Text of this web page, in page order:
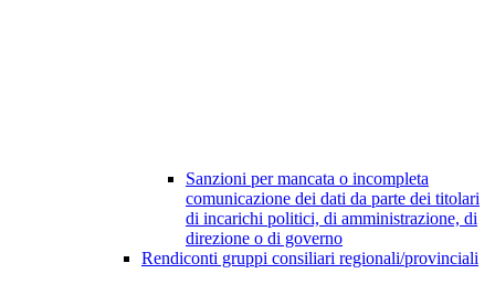
Sanzioni per mancata o incompleta
comunicazione dei dati da parte dei titolari
di incarichi politici, di amministrazione, di
direzione o di governo
Rendiconti gruppi consiliari regionali/provinciali